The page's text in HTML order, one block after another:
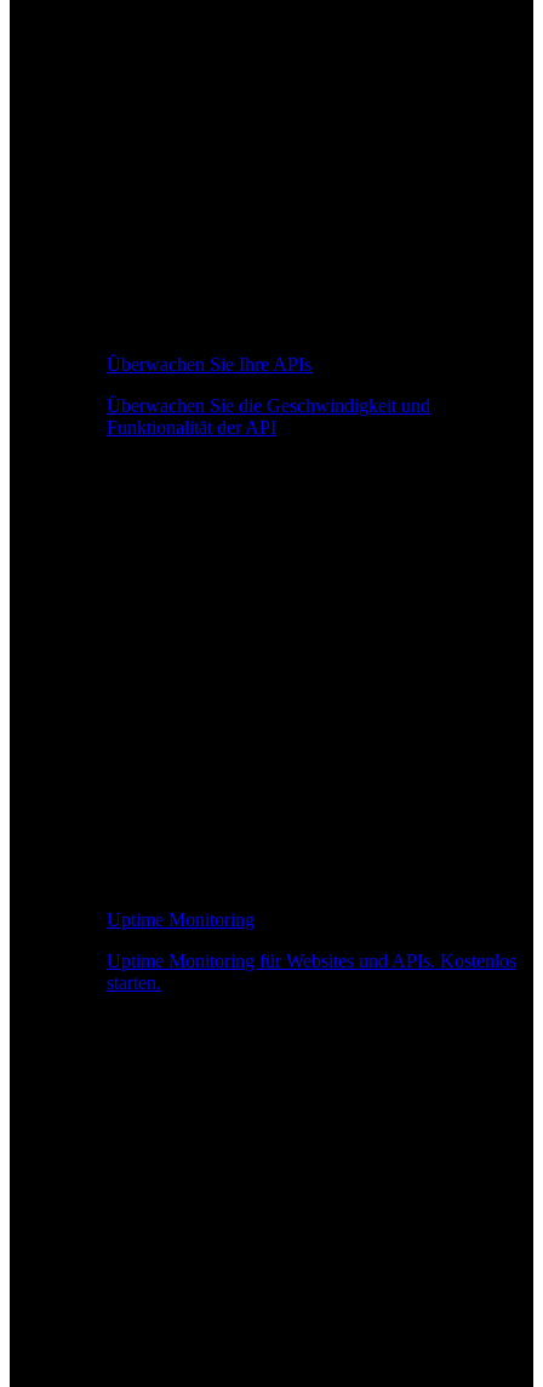
Überwachen Sie Ihre APIs
Überwachen Sie die Geschwindigkeit und
Funktionalität der API
Uptime Monitoring
Uptime Monitoring für Websites und APIs. Kostenlos
starten.